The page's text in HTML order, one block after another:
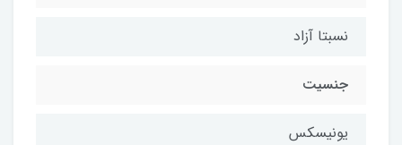
نسبتا آزاد
جنسیت
یونیسکس